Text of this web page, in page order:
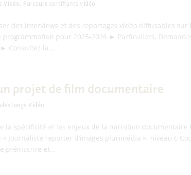
Vidéo , Parcours certifiants vidéo
des interviews et des reportages vidéo diffusables sur
programmation pour 2025-2026 ► Particuliers,
Consultez la...
projet de film documentaire
longs Vidéo
la spécificité et les enjeux de la narration
Journaliste reporter d’images plurimédia », niveau 6
préinscrire et...